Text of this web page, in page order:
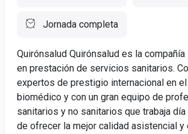
Jornada completa
Quirónsalud Quirónsalud es la
en prestación de servicios sanitarios.
expertos de prestigio internacional en
biomédico y con un gran equipo de
sanitarios y no sanitarios que trabaja
de ofrecer la mejor calidad asistencial